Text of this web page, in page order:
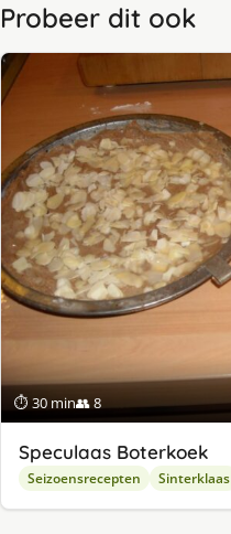
Probeer dit ook
⏱ 30 min👥 8
Speculaas Boterkoek
Seizoensrecepten Sinterklaas